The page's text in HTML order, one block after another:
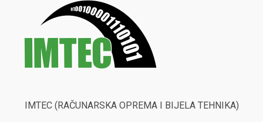
IMTEC (RAČUNARSKA OPREMA I BIJELA TEHNIKA)